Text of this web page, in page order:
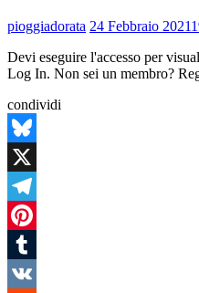
pioggiadorata 24 Febbraio 2021
Devi eseguire l'accesso per
Log In. Non sei un membro?
condividi
Bluesky
X
Telegram
Pinterest
Tumblr